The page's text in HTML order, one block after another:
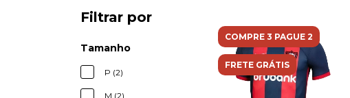
Filtrar por
Tamanho
P (2)
M (2)
COMPRE 3 PAGUE 2
FRETE GRÁTIS